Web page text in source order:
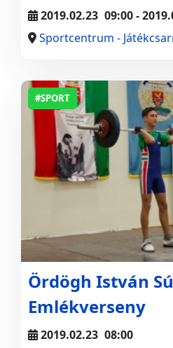
2019.02.23 09:00-
Sportcentrum -
#SPORT
Ördögh István
Emlékverseny
2019.02.23 08:00